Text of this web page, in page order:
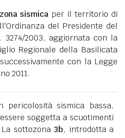
zona sismica per il territorio di
del Presidente del
2003, aggiornata con la
Regionale della Basilicata
con la Legge
2011.
pericolosità sismica bassa,
soggetta a scuotimenti
sottozona 3b, introdotta a